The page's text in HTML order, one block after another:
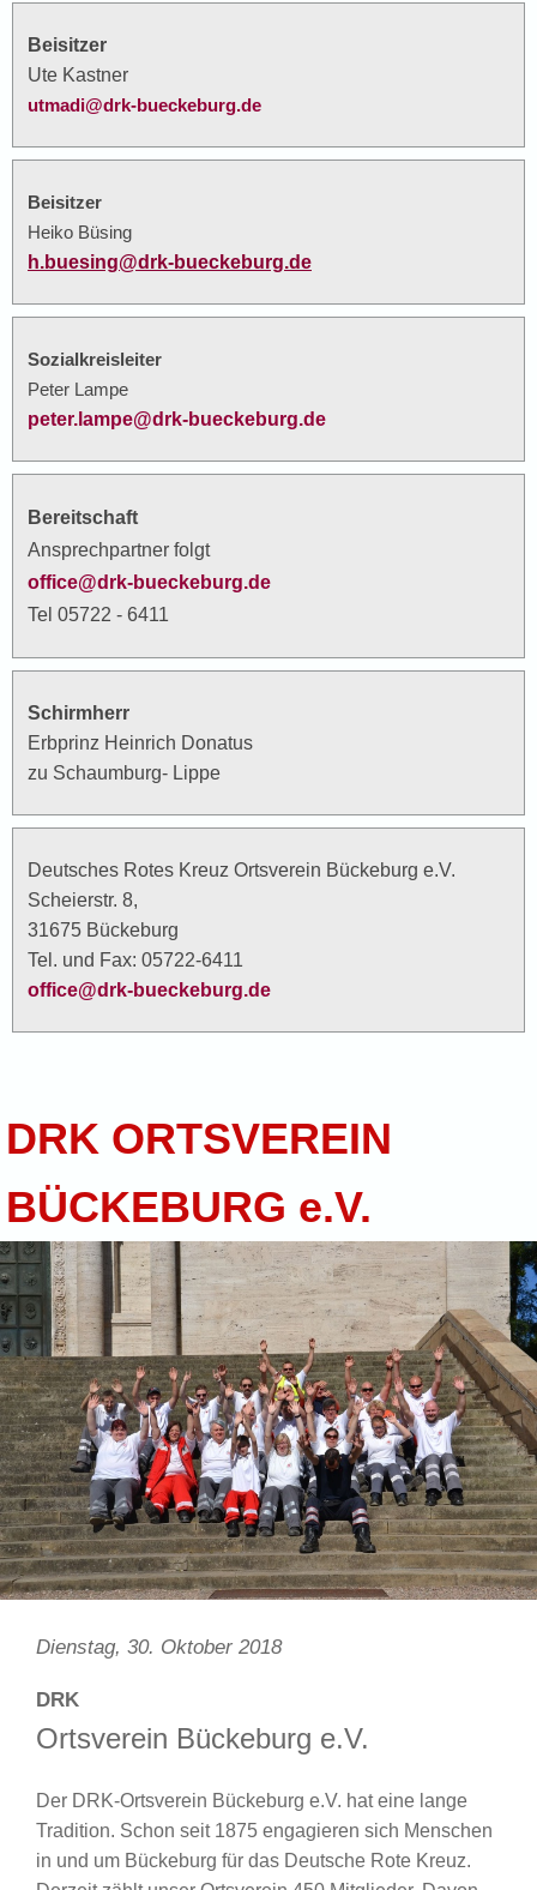
Beisitzer
Ute Kastner
utmadi@drk-bueckeburg.de
Beisitzer
Heiko Büsing
h.buesing@drk-bueckeburg.de
Sozialkreisleiter
Peter Lampe
peter.lampe@drk-bueckeburg.de
Bereitschaft
Ansprechpartner folgt
office@drk-bueckeburg.de
Tel 05722 - 6411
Schirmherr
Erbprinz Heinrich Donatus
zu Schaumburg- Lippe
Deutsches Rotes Kreuz Ortsverein Bückeburg e.V.
Scheierstr. 8,
31675 Bückeburg
Tel. und Fax: 05722-6411
office@drk-bueckeburg.de
DRK ORTSVEREIN
BÜCKEBURG e.V.
Dienstag, 30. Oktober 2018
DRK
Ortsverein Bückeburg e.V.
Der DRK-Ortsverein Bückeburg e.V. hat eine lange
Tradition. Schon seit 1875 engagieren sich Menschen
in und um Bückeburg für das Deutsche Rote Kreuz.